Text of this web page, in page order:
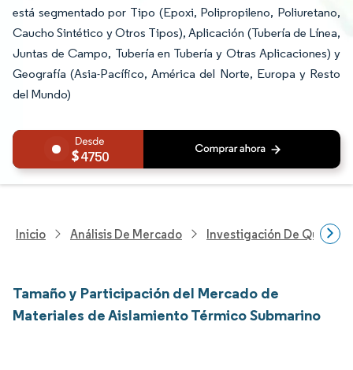
está segmentado por Tipo (Epoxi, Polipropileno, Poliuretano,
Caucho Sintético y Otros Tipos), Aplicación (Tubería de Línea,
Juntas de Campo, Tubería en Tubería y Otras Aplicaciones) y
Geografía (Asia-Pacífico, América del Norte, Europa y Resto
del Mundo)
4750
Inicio Análisis De Mercado Investigación De
Tamaño y Participación del Mercado de
Materiales de Aislamiento Térmico Submarino